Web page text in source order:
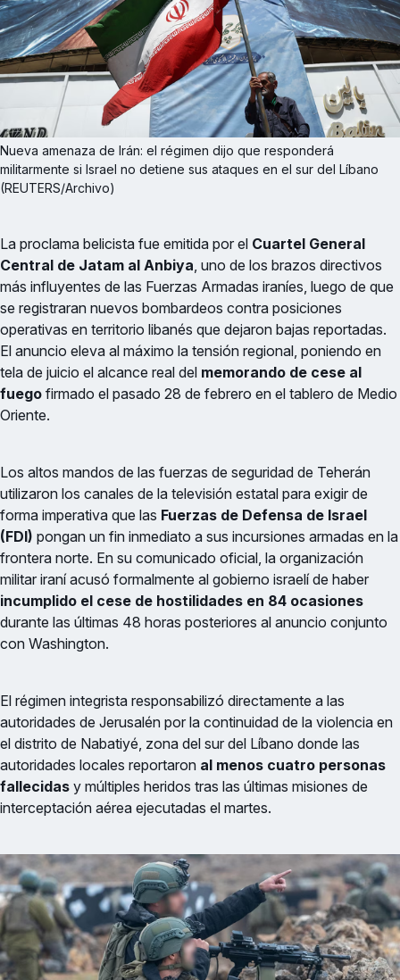
Nueva amenaza de Irán: el régimen dijo que responderá
militarmente si Israel no detiene sus ataques en el sur del Líbano
(REUTERS/Archivo)
La proclama belicista fue emitida por el Cuartel General
Central de Jatam al Anbiya , uno de los brazos directivos
más influyentes de las Fuerzas Armadas iraníes, luego de que
se registraran nuevos bombardeos contra posiciones
operativas en territorio libanés que dejaron bajas reportadas.
El anuncio eleva al máximo la tensión regional, poniendo en
tela de juicio el alcance real del memorando de cese al
fuego firmado el pasado 28 de febrero en el tablero de Medio
Oriente.
Los altos mandos de las fuerzas de seguridad de Teherán
utilizaron los canales de la televisión estatal para exigir de
forma imperativa que las Fuerzas de Defensa de Israel
(FDI) pongan un fin inmediato a sus incursiones armadas en la
frontera norte. En su comunicado oficial, la organización
militar iraní acusó formalmente al gobierno israelí de haber
incumplido el cese de hostilidades en 84 ocasiones
durante las últimas 48 horas posteriores al anuncio conjunto
con Washington.
El régimen integrista responsabilizó directamente a las
autoridades de Jerusalén por la continuidad de la violencia en
el distrito de Nabatiyé, zona del sur del Líbano donde las
autoridades locales reportaron al menos cuatro personas
fallecidas y múltiples heridos tras las últimas misiones de
interceptación aérea ejecutadas el martes.